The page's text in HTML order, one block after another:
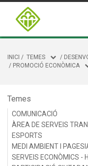
INICI / TEMES /
/ PROMOCIÓ ECONÒMICA
Temes
COMUNICACIÓ
ÀREA DE SERVEIS
ESPORTS
MEDI AMBIENT I
SERVEIS ECONÒMICS -